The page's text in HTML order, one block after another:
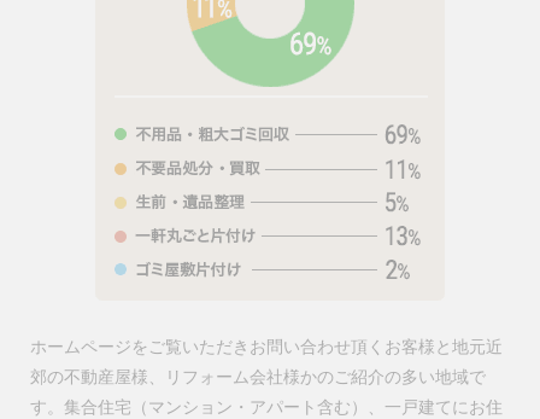
ホームページをご覧いただきお問い合わせ頂くお客様と地元近
郊の不動産屋様、リフォーム会社様かのご紹介の多い地域で
す。集合住宅（マンション・アパート含む）、一戸建てにお住